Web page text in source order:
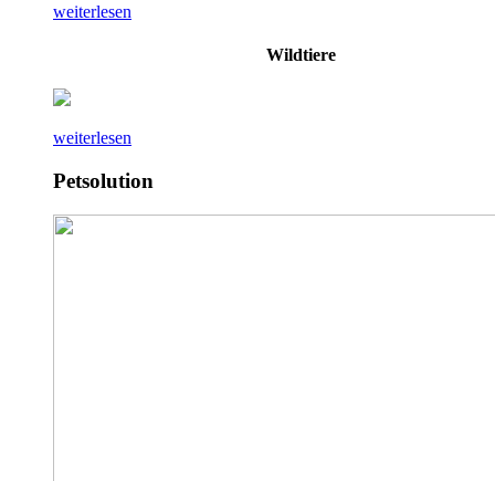
weiterlesen
Wildtiere
weiterlesen
Petsolution